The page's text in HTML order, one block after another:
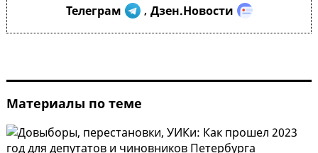
Телеграм , Дзен.Новости
Материалы по теме